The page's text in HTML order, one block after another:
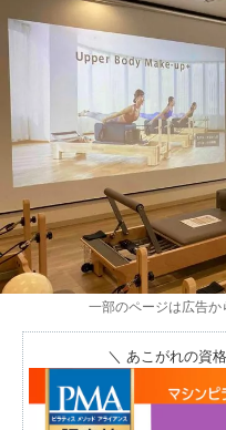
一部のページは広告
＼ あこがれの資